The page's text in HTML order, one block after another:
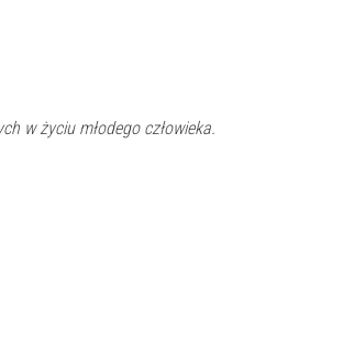
w życiu młodego człowieka.